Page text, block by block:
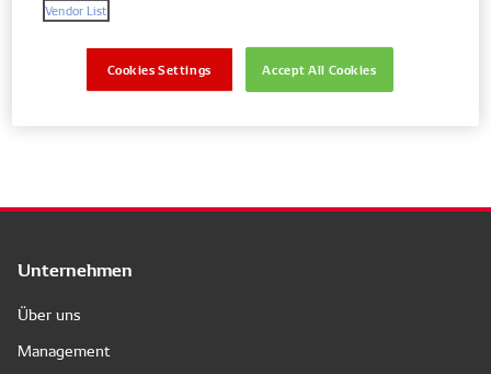
Nur Teile für Ihr Fahrzeug anzeigen
Nein Ergebnisse
Unternehmen
Über uns
Management
Vendor List
Accept All Cookies
Cookies Settings